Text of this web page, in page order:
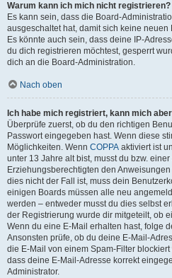
Warum kann ich mich nicht registrieren?
Es kann sein, dass die Board-
ausgeschaltet hat, damit sich keine
Es könnte auch sein, dass deine IP-
du dich registrieren möchtest, gesperrt
dich an die Board-Administration.
Nach oben
Ich habe mich registriert, kann mich
Überprüfe zuerst, ob du den richtigen
Passwort eingegeben hast. Wenn diese
Möglichkeiten. Wenn COPPA aktiviert ist
unter 13 Jahre alt bist, musst du bzw.
Erziehungsberechtigten den
dies nicht der Fall ist, muss dein
einigen Boards müssen alle neu
werden – entweder musst du dies selbst
der Registrierung wurde dir mitgeteilt, ob
Wenn du eine E-Mail erhalten hast, folge
Ansonsten prüfe, ob du deine E-Mail-
die E-Mail von einem Spam-Filter
dass deine E-Mail-Adresse korrekt
Administrator.